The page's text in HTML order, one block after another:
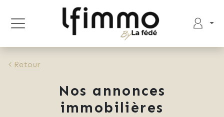
Retour
Nos annonces
immobilières